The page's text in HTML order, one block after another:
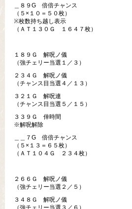
＿８９G 倍倍チャンス
（５×１０＝５０枚）
※枚数持ち越し表示
（ＡＴ１３０Ｇ １６４７枚）
１８９Ｇ 解呪ノ儀
（強チェリー当選１／３）
２３４Ｇ 解呪ノ儀
（チャンス目当選４／１３）
３２１Ｇ 解呪連
（チャンス目当選５／１５）
３３９Ｇ 倖時間
※解呪解除
＿＿７G 倍倍チャンス
（５×１３＝６５枚）
（ＡＴ１０４Ｇ ２３４枚）
２６６Ｇ 解呪ノ儀
（強チェリー当選２／５）
３４８Ｇ 解呪ノ儀
（強チェリー当選３／６）